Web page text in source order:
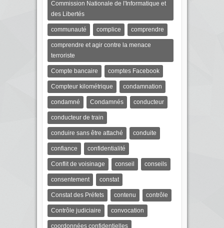
Commission Nationale de l'Informatique et
des Libertés
communauté complice comprendre
comprendre et agir contre la menace
terroriste
Compte bancaire comptes Facebook
Compteur kilométrique condamnation
condamné Condamnés conducteur
conducteur de train
conduire sans être attaché conduite
confiance confidentialité
Conflit de voisinage conseil conseils
consentement constat
Constat des Préfets contenu contrôle
Contrôle judiciaire convocation
coordonnées confidentielles